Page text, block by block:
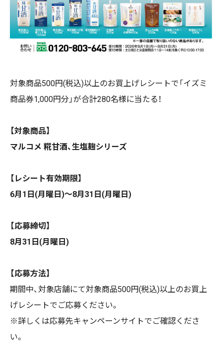
対象商品500円(税込)以上のお買上げレシートで「イズミ
商品券1,000円分」が合計280名様に当たる！
【対象商品】
マルコメ 糀甘酒、生塩麹シリーズ
【レシート有効期限】
6月1日(月曜日)～8月31日(月曜日)
【応募締切】
8月31日(月曜日)
【応募方法】
期間中、対象店舗にて対象商品500円(税込)以上のお買上
げレシートでご応募ください。
※詳しくは応募先キャンペーンサイトでご確認くださ
い。